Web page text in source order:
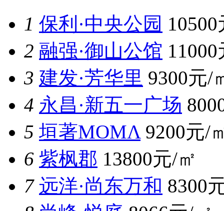
1 保利·中央公园
2 融强·御山公馆
3 建发·芳华里 9300元/
4 永昌·新五一广场
5 垣著MOMΛ 9200元/
6 紫枫郡 13800元/㎡
7 远洋·尚东万和 8300